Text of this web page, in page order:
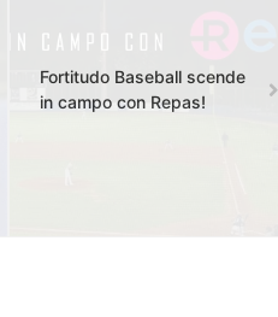
Fortitudo Baseball scende
in campo con Repas!